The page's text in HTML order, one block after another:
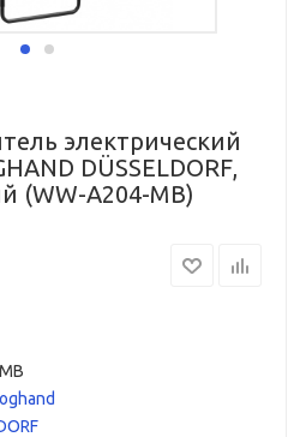
электрический
DÜSSELDORF,
(WW-A204-MB)